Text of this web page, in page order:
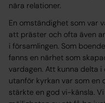
nära relationer.
En omständighet som var
att präster och ofta även
i församlingen. Som
fanns en närhet som
vardagen. Att kunna delta
utanför kyrkan var som en
stärkte en god vi-känsla.